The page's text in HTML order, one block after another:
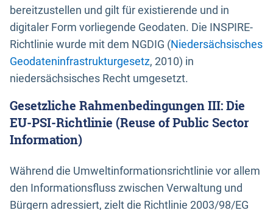
bereitzustellen und gilt für existierende und in
digitaler Form vorliegende Geodaten. Die INSPIRE-
Richtlinie wurde mit dem NGDIG (Niedersächsisches
Geodateninfrastrukturgesetz, 2010) in
niedersächsisches Recht umgesetzt.
Gesetzliche Rahmenbedingungen III: Die
EU-PSI-Richtlinie (Reuse of Public Sector
Information)
Während die Umweltinformationsrichtlinie vor allem
den Informationsfluss zwischen Verwaltung und
Bürgern adressiert, zielt die Richtlinie 2003/98/EG